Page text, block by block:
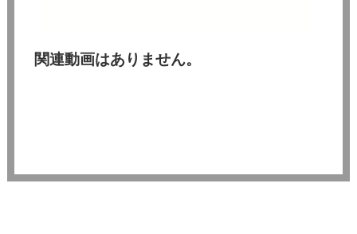
関連動画はありません。